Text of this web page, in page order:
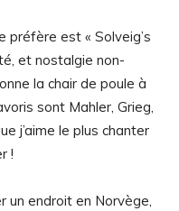
préfère est « Solveig’s
et nostalgie non-
la chair de poule à
sont Mahler, Grieg,
j’aime le plus chanter
!
un endroit en Norvège,